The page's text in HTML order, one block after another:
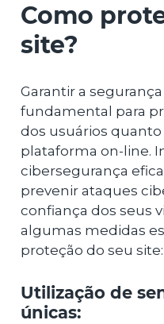
Como
site?
Garantir a
fundamental para
dos usuários
plataforma on-line.
cibersegurança
prevenir ataques
confiança dos seus
algumas medidas
proteção do seu site:
Utilização de
únicas: